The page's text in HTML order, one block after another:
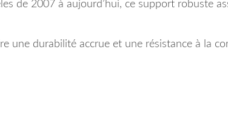
de 2007 à aujourd’hui, ce support robuste
une durabilité accrue et une résistance à la